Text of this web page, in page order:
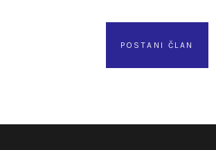
POSTANI ČLAN